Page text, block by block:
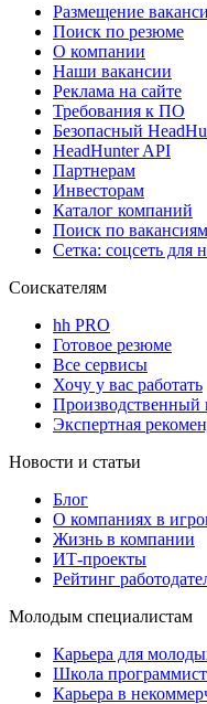
Размещение
Поиск по резюме
О компании
Наши вакансии
Реклама на сайте
Требования к ПО
Безопасный
HeadHunter API
Партнерам
Инвесторам
Каталог компаний
Поиск по
Сетка: соцсеть для
Соискателям
hh PRO
Готовое резюме
Все сервисы
Хочу у вас работать
Производственный
Экспертная
Новости и статьи
Блог
О компаниях в
Жизнь в компании
ИТ-проекты
Рейтинг
Молодым специалистам
Карьера для
Школа
Карьера в